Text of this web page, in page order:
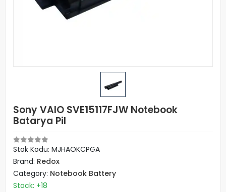
Sony VAIO SVE15117FJW Notebook
Batarya Pil
Stok Kodu: MJHAOKCPGA
Brand: Redox
Category: Notebook Battery
Stock: +18